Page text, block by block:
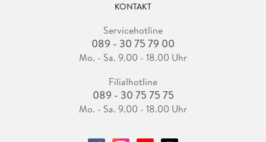
KONTAKT
Servicehotline
089 - 30 75 79 00
Mo. - Sa. 9.00 - 18.00 Uhr
Filialhotline
089 - 30 75 75 75
Mo. - Sa. 9.00 - 18.00 Uhr